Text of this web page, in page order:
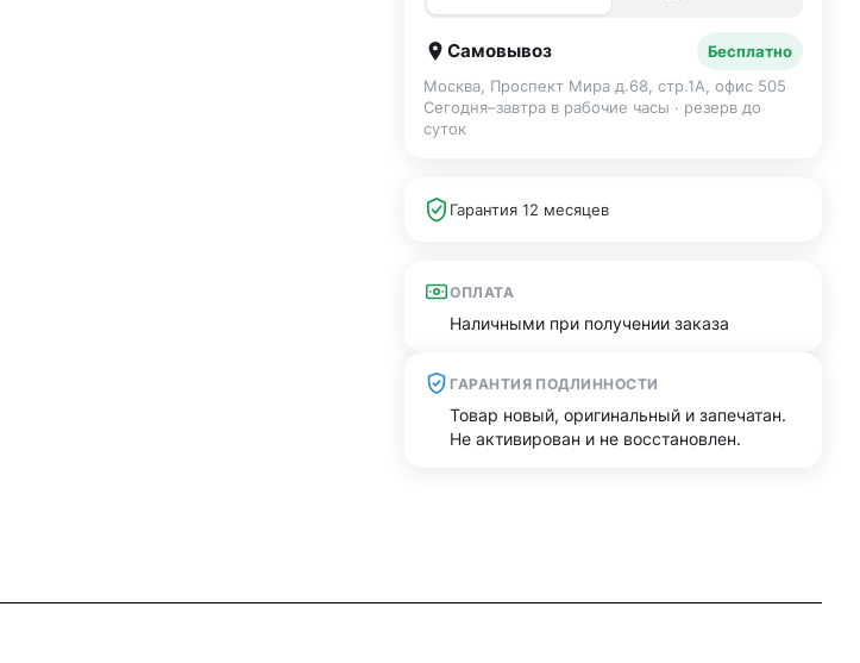
Самовывоз
Бесплатно
Москва, Проспект Мира д.68, стр.1А, офис 505
Сегодня–завтра в рабочие часы · резерв до
суток
Гарантия 12 месяцев
ОПЛАТА
Наличными при получении заказа
ГАРАНТИЯ ПОДЛИННОСТИ
Товар новый, оригинальный и запечатан.
Не активирован и не восстановлен.